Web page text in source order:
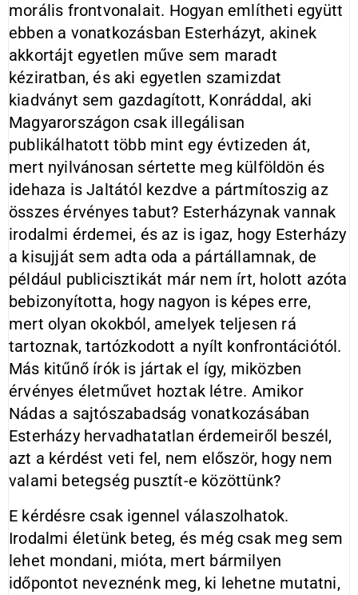
morális frontvonalait. Hogyan említheti együtt
ebben a vonatkozásban Esterházyt, akinek
akkortájt egyetlen műve sem maradt
kéziratban, és aki egyetlen szamizdat
kiadványt sem gazdagított, Konráddal, aki
Magyarországon csak illegálisan
publikálhatott több mint egy évtizeden át,
mert nyilvánosan sértette meg külföldön és
idehaza is Jaltától kezdve a pártmítoszig az
összes érvényes tabut? Esterházynak vannak
irodalmi érdemei, és az is igaz, hogy Esterházy
a kisujját sem adta oda a pártállamnak, de
például publicisztikát már nem írt, holott azóta
bebizonyította, hogy nagyon is képes erre,
mert olyan okokból, amelyek teljesen rá
tartoznak, tartózkodott a nyílt konfrontációtól.
Más kitűnő írók is jártak el így, miközben
érvényes életművet hoztak létre. Amikor
Nádas a sajtószabadság vonatkozásában
Esterházy hervadhatatlan érdemeiről beszél,
azt a kérdést veti fel, nem először, hogy nem
valami betegség pusztít-e közöttünk?
E kérdésre csak igennel válaszolhatok.
Irodalmi életünk beteg, és még csak meg sem
lehet mondani, mióta, mert bármilyen
időpontot neveznénk meg, ki lehetne mutatni,